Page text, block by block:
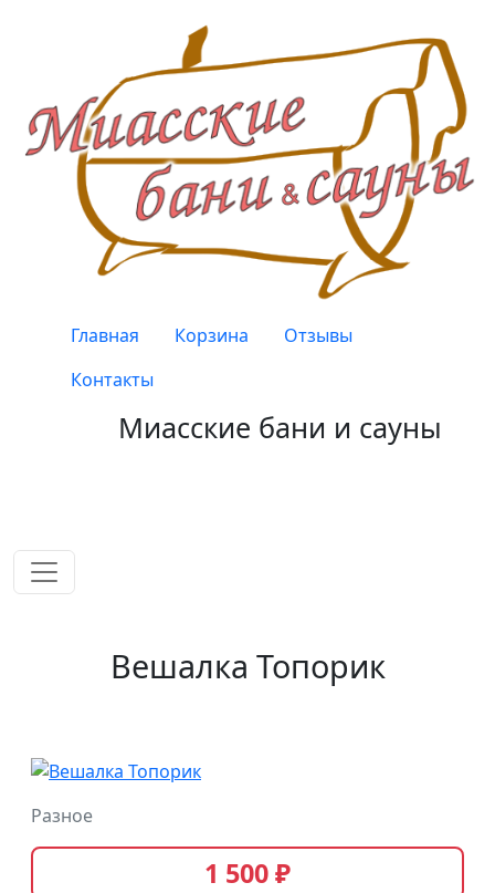
Верхнее меню
Главная Корзина
Отзывы
Контакты
Миасские бани и сауны
Вешалка Топорик
Разное
1 500 ₽